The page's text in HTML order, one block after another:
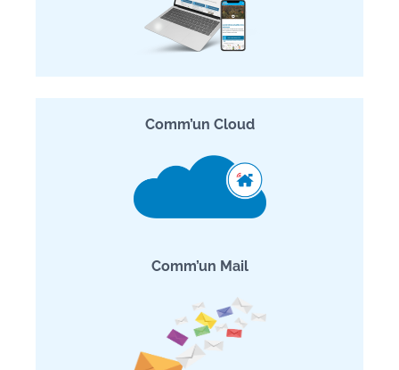
Comm’un Cloud
Comm’un Mail